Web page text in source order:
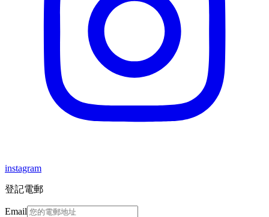
instagram
登記電郵
Email